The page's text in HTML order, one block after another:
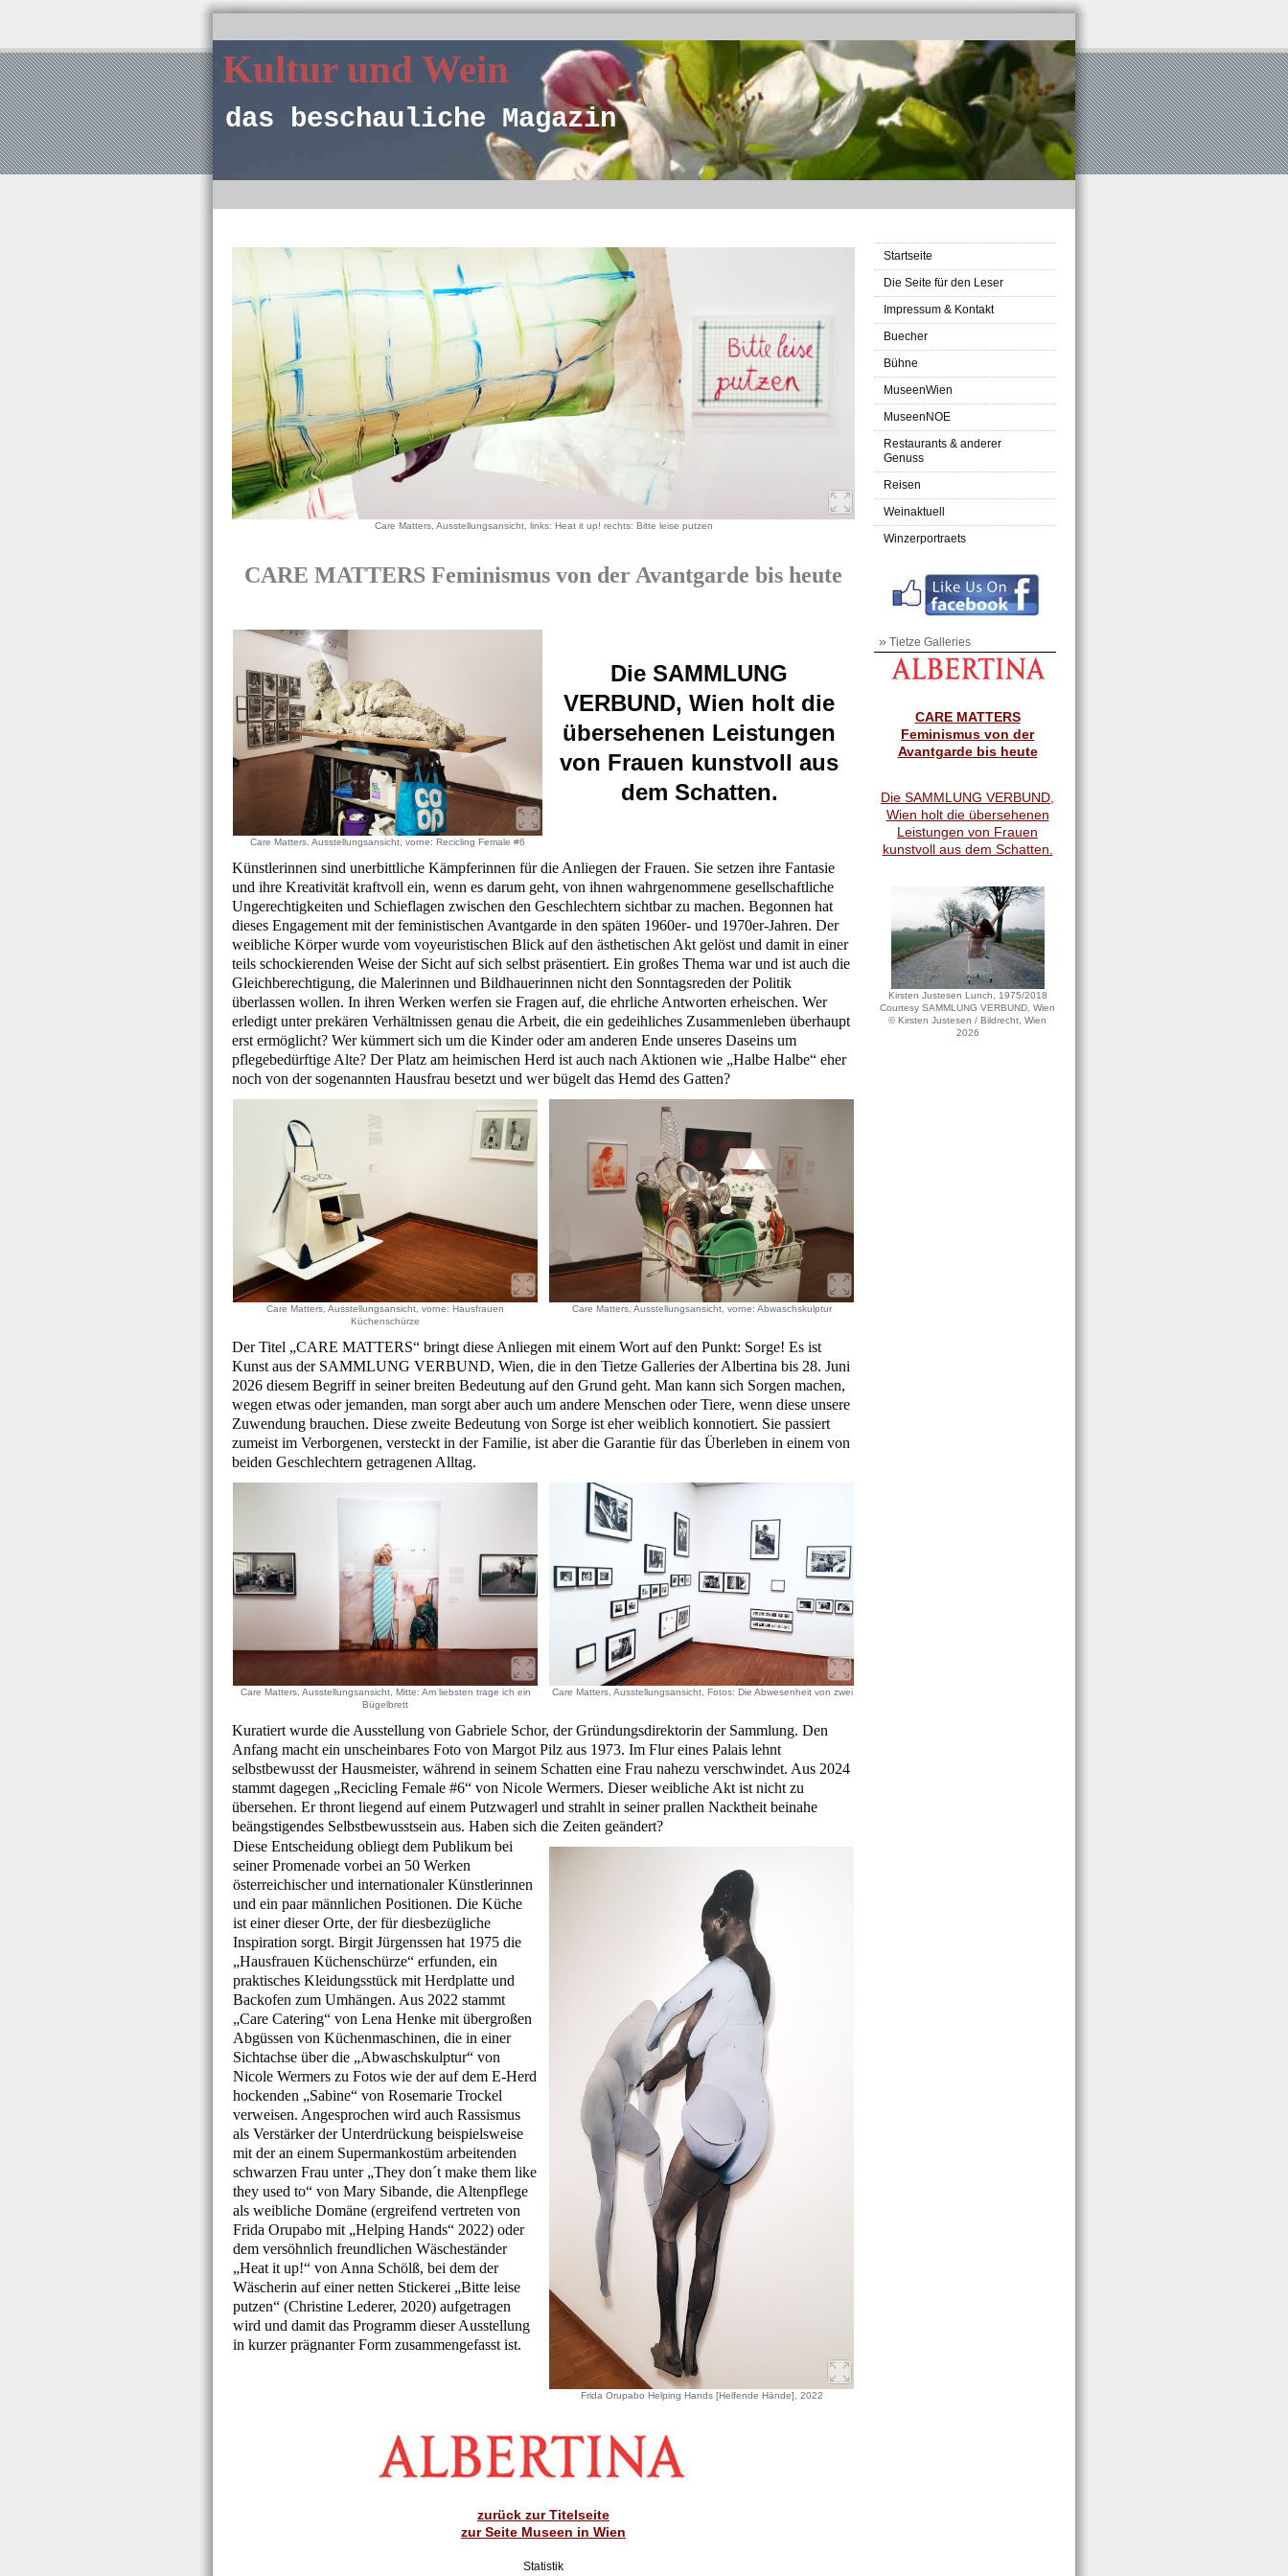
Kultur und Wein
das beschauliche Magazin
Startseite
Die Seite für den Leser
Impressum & Kontakt
Buecher
Bühne
MuseenWien
MuseenNOE
Restaurants & anderer
Genuss
Reisen
Weinaktuell
Winzerportraets
» Tietze Galleries
CARE MATTERS
Feminismus von der
Avantgarde bis heute
Die SAMMLUNG VERBUND,
Wien holt die übersehenen
Leistungen von Frauen
kunstvoll aus dem Schatten.
Kirsten Justesen Lunch, 1975/2018
Courtesy SAMMLUNG VERBUND, Wien
© Kirsten Justesen / Bildrecht, Wien
2026
Care Matters, Ausstellungsansicht, links: Heat it up! rechts: Bitte leise putzen
CARE MATTERS Feminismus von der Avantgarde bis heute
Care Matters, Ausstellungsansicht, vorne: Recicling Female #6
Die SAMMLUNG
VERBUND, Wien holt die
übersehenen Leistungen
von Frauen kunstvoll aus
dem Schatten.
Künstlerinnen sind unerbittliche Kämpferinnen für die Anliegen der Frauen. Sie setzen ihre Fantasie
und ihre Kreativität kraftvoll ein, wenn es darum geht, von ihnen wahrgenommene gesellschaftliche
Ungerechtigkeiten und Schieflagen zwischen den Geschlechtern sichtbar zu machen. Begonnen hat
dieses Engagement mit der feministischen Avantgarde in den späten 1960er- und 1970er-Jahren. Der
weibliche Körper wurde vom voyeuristischen Blick auf den ästhetischen Akt gelöst und damit in einer
teils schockierenden Weise der Sicht auf sich selbst präsentiert. Ein großes Thema war und ist auch die
Gleichberechtigung, die Malerinnen und Bildhauerinnen nicht den Sonntagsreden der Politik
überlassen wollen. In ihren Werken werfen sie Fragen auf, die ehrliche Antworten erheischen. Wer
erledigt unter prekären Verhältnissen genau die Arbeit, die ein gedeihliches Zusammenleben überhaupt
erst ermöglicht? Wer kümmert sich um die Kinder oder am anderen Ende unseres Daseins um
pflegebedürftige Alte? Der Platz am heimischen Herd ist auch nach Aktionen wie „Halbe Halbe“ eher
noch von der sogenannten Hausfrau besetzt und wer bügelt das Hemd des Gatten?
Care Matters, Ausstellungsansicht, vorne: Hausfrauen
Küchenschürze
Care Matters, Ausstellungsansicht, vorne: Abwaschskulptur
Der Titel „CARE MATTERS“ bringt diese Anliegen mit einem Wort auf den Punkt: Sorge! Es ist
Kunst aus der SAMMLUNG VERBUND, Wien, die in den Tietze Galleries der Albertina bis 28. Juni
2026 diesem Begriff in seiner breiten Bedeutung auf den Grund geht. Man kann sich Sorgen machen,
wegen etwas oder jemanden, man sorgt aber auch um andere Menschen oder Tiere, wenn diese unsere
Zuwendung brauchen. Diese zweite Bedeutung von Sorge ist eher weiblich konnotiert. Sie passiert
zumeist im Verborgenen, versteckt in der Familie, ist aber die Garantie für das Überleben in einem von
beiden Geschlechtern getragenen Alltag.
Care Matters, Ausstellungsansicht, Mitte: Am liebsten trage ich ein
Bügelbrett
Care Matters, Ausstellungsansicht, Fotos: Die Abwesenheit von zwei
Kuratiert wurde die Ausstellung von Gabriele Schor, der Gründungsdirektorin der Sammlung. Den
Anfang macht ein unscheinbares Foto von Margot Pilz aus 1973. Im Flur eines Palais lehnt
selbstbewusst der Hausmeister, während in seinem Schatten eine Frau nahezu verschwindet. Aus 2024
stammt dagegen „Recicling Female #6“ von Nicole Wermers. Dieser weibliche Akt ist nicht zu
übersehen. Er thront liegend auf einem Putzwagerl und strahlt in seiner prallen Nacktheit beinahe
beängstigendes Selbstbewusstsein aus. Haben sich die Zeiten geändert?
Diese Entscheidung obliegt dem Publikum bei
seiner Promenade vorbei an 50 Werken
österreichischer und internationaler Künstlerinnen
und ein paar männlichen Positionen. Die Küche
ist einer dieser Orte, der für diesbezügliche
Inspiration sorgt. Birgit Jürgenssen hat 1975 die
„Hausfrauen Küchenschürze“ erfunden, ein
praktisches Kleidungsstück mit Herdplatte und
Backofen zum Umhängen. Aus 2022 stammt
„Care Catering“ von Lena Henke mit übergroßen
Abgüssen von Küchenmaschinen, die in einer
Sichtachse über die „Abwaschskulptur“ von
Nicole Wermers zu Fotos wie der auf dem E-Herd
hockenden „Sabine“ von Rosemarie Trockel
verweisen. Angesprochen wird auch Rassismus
als Verstärker der Unterdrückung beispielsweise
mit der an einem Supermankostüm arbeitenden
schwarzen Frau unter „They don´t make them like
they used to“ von Mary Sibande, die Altenpflege
als weibliche Domäne (ergreifend vertreten von
Frida Orupabo mit „Helping Hands“ 2022) oder
dem versöhnlich freundlichen Wäscheständer
„Heat it up!“ von Anna Schölß, bei dem der
Wäscherin auf einer netten Stickerei „Bitte leise
putzen“ (Christine Lederer, 2020) aufgetragen
wird und damit das Programm dieser Ausstellung
in kurzer prägnanter Form zusammengefasst ist.
Frida Orupabo Helping Hands [Helfende Hände], 2022
zurück zur Titelseite
zur Seite Museen in Wien
Statistik